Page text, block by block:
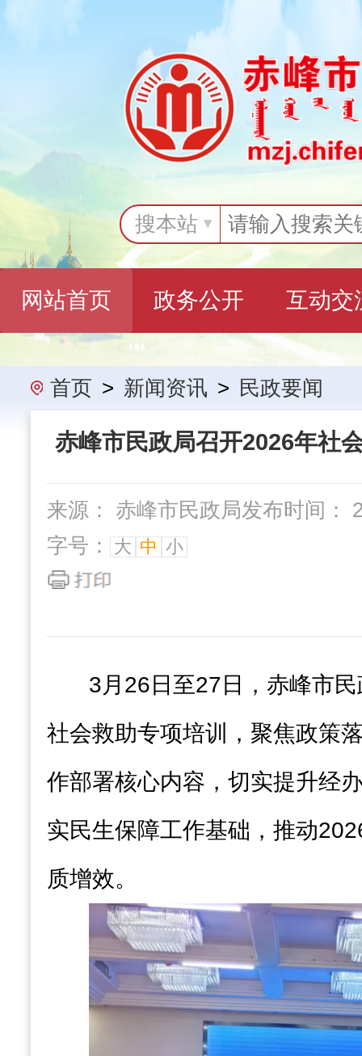
搜本站
网站首页 政务公开 互动交
办事指南 民政要闻 机构概
首页 > 新闻资讯 > 民政要闻
赤峰市民政局召开2026年社
来源： 赤峰市民政局发布时间：
字号：
大 中 小
3月26日至27日，赤峰市
社会救助专项培训，聚焦政策
作部署核心内容，切实提升经
实民生保障工作基础，推动
质增效。